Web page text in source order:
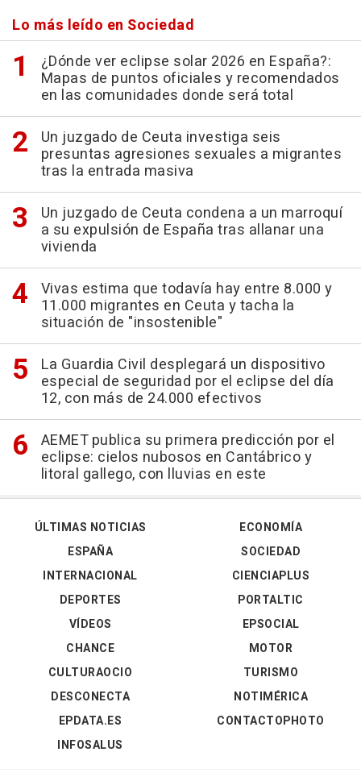
Lo más leído en Sociedad
¿Dónde ver eclipse solar 2026 en España?:
Mapas de puntos oficiales y recomendados
en las comunidades donde será total
Un juzgado de Ceuta investiga seis
presuntas agresiones sexuales a migrantes
tras la entrada masiva
Un juzgado de Ceuta condena a un marroquí
a su expulsión de España tras allanar una
vivienda
Vivas estima que todavía hay entre 8.000 y
11.000 migrantes en Ceuta y tacha la
situación de "insostenible"
La Guardia Civil desplegará un dispositivo
especial de seguridad por el eclipse del día
12, con más de 24.000 efectivos
AEMET publica su primera predicción por el
eclipse: cielos nubosos en Cantábrico y
litoral gallego, con lluvias en este
ÚLTIMAS NOTICIAS
ESPAÑA
INTERNACIONAL
DEPORTES
VÍDEOS
ECONOMÍA
SOCIEDAD
CIENCIAPLUS
PORTALTIC
EPSOCIAL
CHANCE
CULTURAOCIO
DESCONECTA
EPDATA.ES
INFOSALUS
MOTOR
TURISMO
NOTIMÉRICA
CONTACTOPHOTO